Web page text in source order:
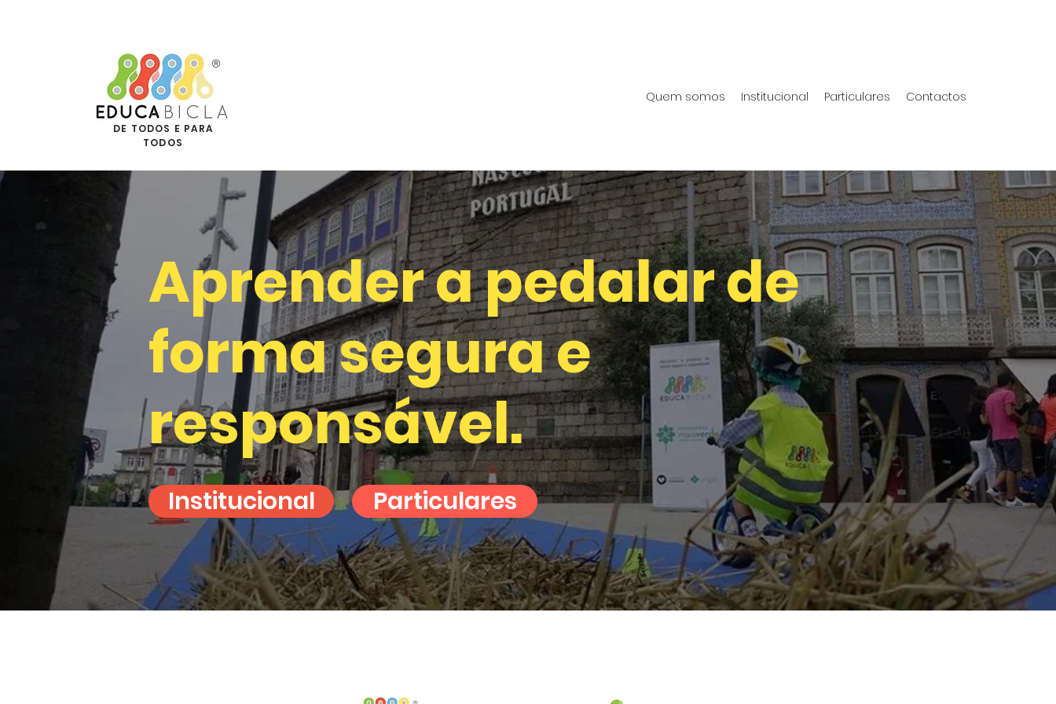
Quem somos Institucional Particulares Contactos
DE TODOS E PARA
TODOS
Aprender a pedalar de
forma segura e
responsável.
Institucional Particulares